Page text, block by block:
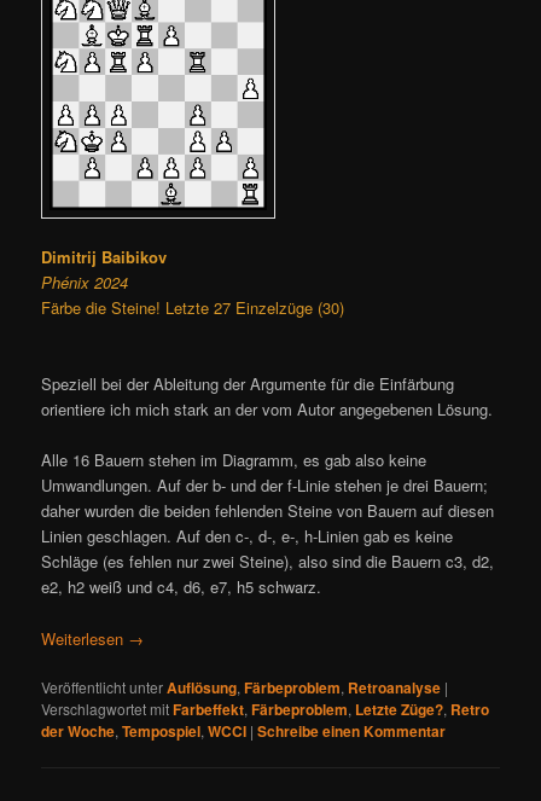
Dimitrij Baibikov
Phénix 2024
Färbe die Steine! Letzte 27 Einzelzüge (30)
Speziell bei der Ableitung der Argumente für die Einfärbung
orientiere ich mich stark an der vom Autor angegebenen Lösung.
Alle 16 Bauern stehen im Diagramm, es gab also keine
Umwandlungen. Auf der b- und der f-Linie stehen je drei Bauern;
daher wurden die beiden fehlenden Steine von Bauern auf diesen
Linien geschlagen. Auf den c-, d-, e-, h-Linien gab es keine
Schläge (es fehlen nur zwei Steine), also sind die Bauern c3, d2,
e2, h2 weiß und c4, d6, e7, h5 schwarz.
Weiterlesen →
Veröffentlicht unterAuflösung,Färbeproblem, Retroanalyse |
Verschlagwortet mitFarbeffekt,Färbeproblem, Letzte Züge?, Retro
der Woche,Tempospiel,WCCI |Schreibe einen Kommentar